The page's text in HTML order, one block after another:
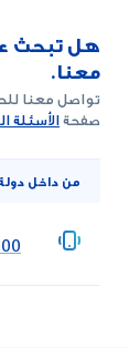
هل تبحث
معنا.
تواصل معنا
صفحةالأسئلة
من داخل دولة